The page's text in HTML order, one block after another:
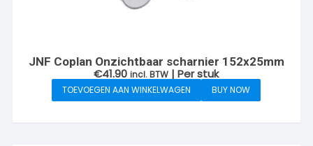
JNF Coplan Onzichtbaar scharnier 152x25mm
€41.90 incl. BTW | Per stuk
TOEVOEGEN AAN WINKELWAGEN BUY NOW